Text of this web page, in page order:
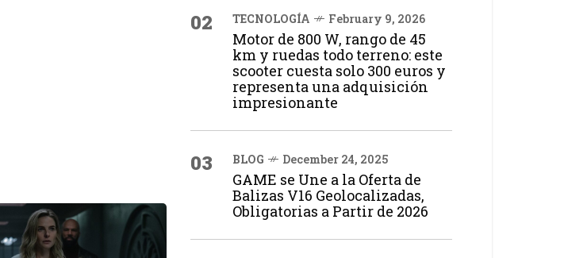
02 TECNOLOGÍA February 9, 2026
Motor de 800 W, rango de 45
km y ruedas todo terreno: este
scooter cuesta solo 300 euros y
representa una adquisición
impresionante
03 BLOG December 24, 2025
GAME se Une a la Oferta de
Balizas V16 Geolocalizadas,
Obligatorias a Partir de 2026